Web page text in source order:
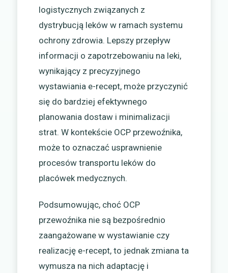
logistycznych związanych z
dystrybucją leków w ramach systemu
ochrony zdrowia. Lepszy przepływ
informacji o zapotrzebowaniu na leki,
wynikający z precyzyjnego
wystawiania e-recept, może przyczynić
się do bardziej efektywnego
planowania dostaw i minimalizacji
strat. W kontekście OCP przewoźnika,
może to oznaczać usprawnienie
procesów transportu leków do
placówek medycznych.
Podsumowując, choć OCP
przewoźnika nie są bezpośrednio
zaangażowane w wystawianie czy
realizację e-recept, to jednak zmiana ta
wymusza na nich adaptację i